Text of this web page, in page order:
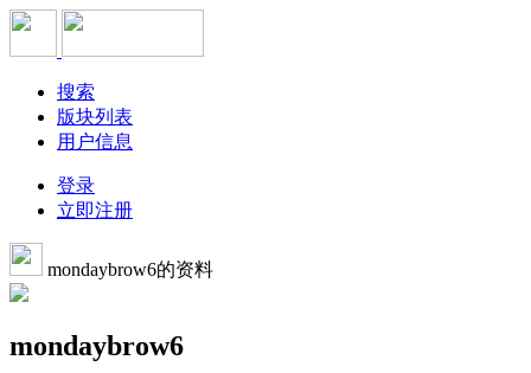
搜索
版块列表
用户信息
登录
立即注册
mondaybrow6的资料
mondaybrow6